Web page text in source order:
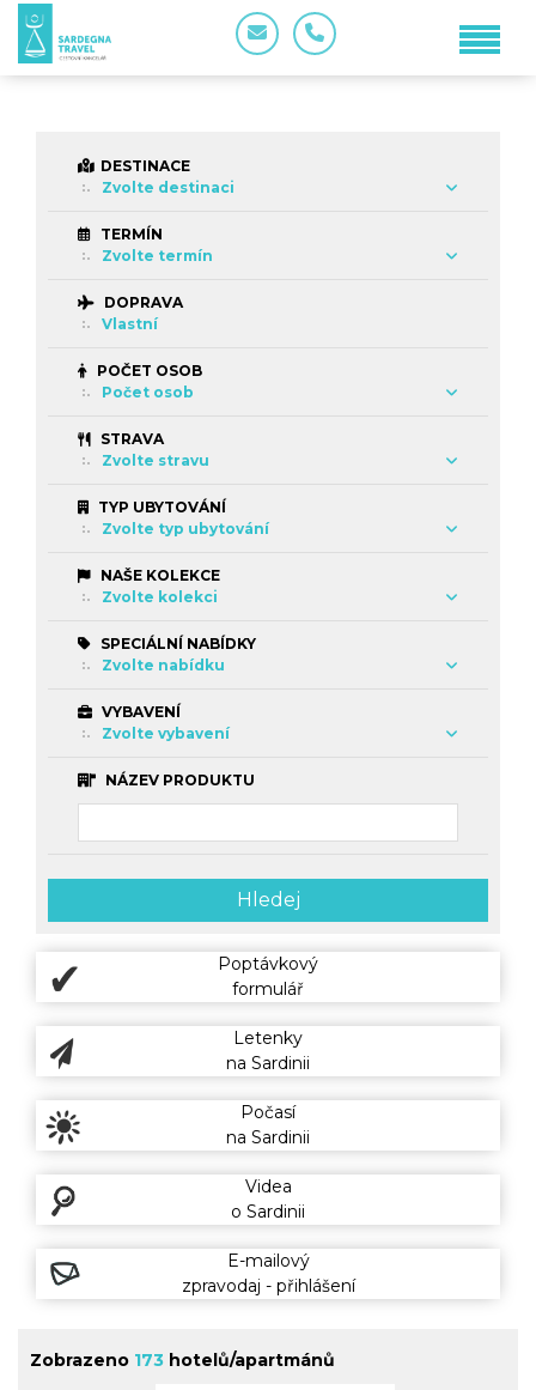
DESTINACE
Zvolte destinaci
TERMÍN
Zvolte termín
DOPRAVA
Vlastní
POČET OSOB
Počet osob
STRAVA
Zvolte stravu
TYP UBYTOVÁNÍ
Zvolte typ ubytování
NAŠE KOLEKCE
Zvolte kolekci
SPECIÁLNÍ NABÍDKY
Zvolte nabídku
VYBAVENÍ
Zvolte vybavení
NÁZEV PRODUKTU
Hledej
Poptávkový
formulář
Letenky
na Sardinii
Počasí
na Sardinii
Videa
o Sardinii
E-mailový
zpravodaj - přihlášení
Zobrazeno 173 hotelů/apartmánů